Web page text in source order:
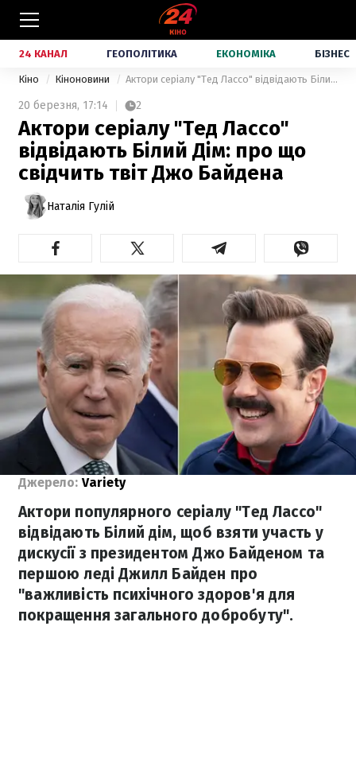
24 КАНАЛ ГЕОПОЛІТИКА ЕКОНОМІКА БІЗНЕС
Кіно Кіноновини Актори серіалу "Тед Лассо" відвідають Білий Дім: про що свідчить твіт Джо Байдена
20 березня, 17:14 2
Актори серіалу "Тед Лассо"
відвідають Білий Дім: про що
свідчить твіт Джо Байдена
Наталія Гулій
Джерело: Variety
Актори популярного серіалу "Тед Лассо"
відвідають Білий дім, щоб взяти участь у
дискусії з президентом Джо Байденом та
першою леді Джилл Байден про
"важливість психічного здоров'я для
покращення загального добробуту".